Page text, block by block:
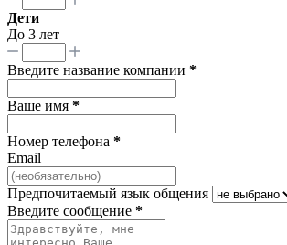
Дети
До 3 лет
Введите название компании *
Ваше имя *
Номер телефона *
Email
Предпочитаемый язык общения
Введите сообщение *